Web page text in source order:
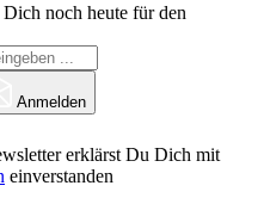
noch heute für den
Anmelden
erklärst Du Dich mit
einverstanden